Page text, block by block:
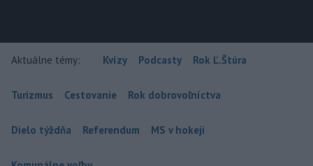
Aktuálne témy: Kvízy Podcasty Rok Ľ.Štúra
Turizmus Cestovanie Rok dobrovoľníctva
Dielo týždňa Referendum MS v hokeji